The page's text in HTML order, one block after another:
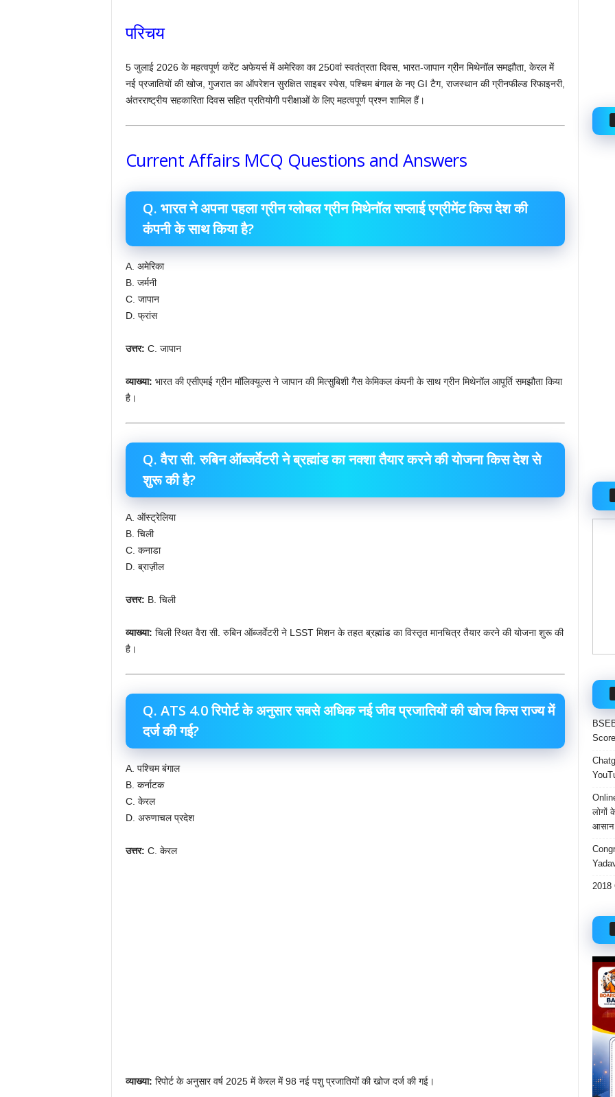
परिचय
5 जुलाई 2026 के महत्वपूर्ण करेंट अफेयर्स में अमेरिका का 250वां स्वतंत्रता दिवस, भारत-जापान ग्रीन मिथेनॉल समझौता, केरल में
नई प्रजातियों की खोज, गुजरात का ऑपरेशन सुरक्षित साइबर स्पेस, पश्चिम बंगाल के नए GI टैग, राजस्थान की ग्रीनफील्ड रिफाइनरी,
अंतरराष्ट्रीय सहकारिता दिवस सहित प्रतियोगी परीक्षाओं के लिए महत्वपूर्ण प्रश्न शामिल हैं।
Current Affairs MCQ Questions and Answers
Q. भारत ने अपना पहला ग्रीन ग्लोबल ग्रीन मिथेनॉल सप्लाई एग्रीमेंट किस देश की
कंपनी के साथ किया है?
A. अमेरिका
B. जर्मनी
C. जापान
D. फ्रांस
उत्तर: C. जापान
व्याख्या: भारत की एसीएमई ग्रीन मॉलिक्यूल्स ने जापान की मित्सुबिशी गैस केमिकल कंपनी के साथ ग्रीन मिथेनॉल आपूर्ति समझौता किया
है।
Q. वैरा सी. रुबिन ऑब्जर्वेटरी ने ब्रह्मांड का नक्शा तैयार करने की योजना किस देश से
शुरू की है?
A. ऑस्ट्रेलिया
B. चिली
C. कनाडा
D. ब्राज़ील
उत्तर: B. चिली
व्याख्या: चिली स्थित वैरा सी. रुबिन ऑब्जर्वेटरी ने LSST मिशन के तहत ब्रह्मांड का विस्तृत मानचित्र तैयार करने की योजना शुरू की
है।
Q. ATS 4.0 रिपोर्ट के अनुसार सबसे अधिक नई जीव प्रजातियों की खोज किस राज्य में
दर्ज की गई?
A. पश्चिम बंगाल
B. कर्नाटक
C. केरल
D. अरुणाचल प्रदेश
उत्तर: C. केरल
व्याख्या: रिपोर्ट के अनुसार वर्ष 2025 में केरल में 98 नई पशु प्रजातियों की खोज दर्ज की गई।
लोगों
आसान
2018